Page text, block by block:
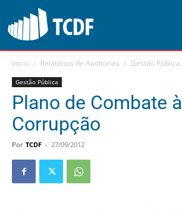
Início Relatórios de Auditorias Gestão Pública
Gestão Pública
Plano de Combate à
Corrupção
Por TCDF - 27/09/2012